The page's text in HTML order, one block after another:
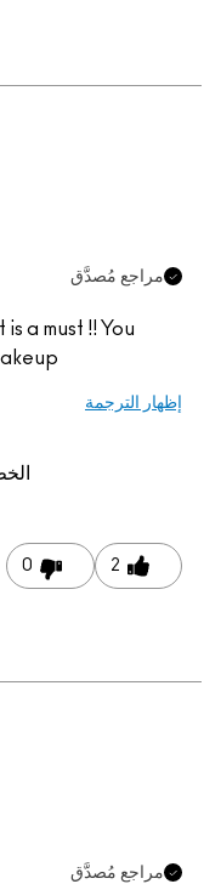
مراجع مُصدَّق
is a must !! You
إظهار الترجمة
2
0
مراجع مُصدَّق